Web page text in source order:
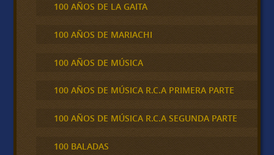
100 AÑOS DE LA GAITA
100 AÑOS DE MARIACHI
100 AÑOS DE MÚSICA
100 AÑOS DE MÚSICA R.C.A PRIMERA PARTE
100 AÑOS DE MÚSICA R.C.A SEGUNDA PARTE
100 BALADAS